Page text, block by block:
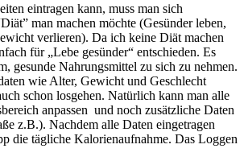
eintragen kann, muss man sich
man machen möchte (Gesünder leben,
verlieren). Da ich keine Diät machen
für „Lebe gesünder“ entschieden. Es
gesunde Nahrungsmittel zu sich zu nehmen.
wie Alter, Gewicht und Geschlecht
schon losgehen. Natürlich kann man alle
anpassen und noch zusätzliche Daten
z.B.). Nachdem alle Daten eingetragen
die tägliche Kalorienaufnahme. Das Loggen